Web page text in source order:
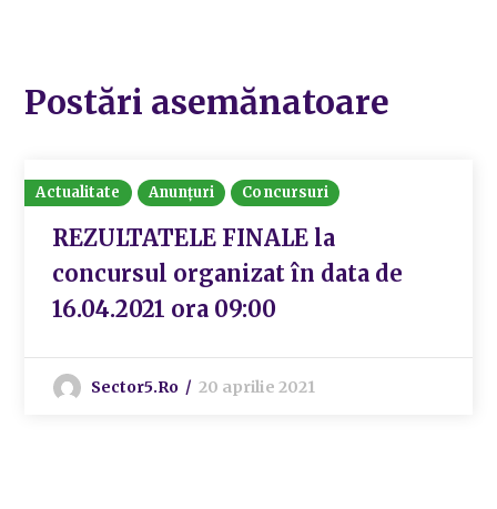
Postări asemănatoare
Actualitate Anunțuri Concursuri
REZULTATELE FINALE la
concursul organizat în data de
16.04.2021 ora 09:00
Sector5.ro 20 aprilie 2021